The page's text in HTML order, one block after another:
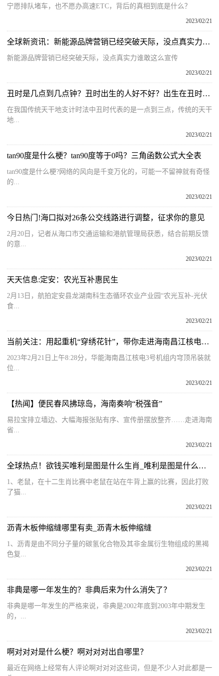
宁愿排队堵车，也不愿办高速ETC，背后的真相到底是什么？
2023/02/21
全球新资讯：新能源品牌营销已经突破天际，没点真实力谁敢这么宣传
新能源品牌营销已经突破天际，没点真实力谁敢这么宣传
2023/02/21
丑时是几点到几点钟？丑时出生的人好不好？出生在丑时的人命运
在我国传统天干地支计时法中丑时代表的是一点到三点，传统的天干
地...
2023/02/21
tan90度是什么梗？tan90度等于0吗？三角函数公式大全表
tan90度是什么梗?网络的风向是千变万化的，可能一不留神就有奇怪
的...
2023/02/21
今日热门!海口拟对26条公交线路进行调整，征求你的意见
2月20日，记者从海口市交通运输和港航管理局获悉，结合前期反馈
的意...
2023/02/21
天天信息:定安：农光互补惠民生
2月13日，航拍定安县龙湖南科生态循环农业产业园“农光互补-光伏
食...
2023/02/21
当前关注：用起重机“穿绣花针”，带你走进海南昌江核电3号机组内穹顶吊装现场，感受大国重器的硬核实力！
2023年2月21日上午8:28分，华能海南昌江核电3号机组内穹顶吊装就
位...
2023/02/21
【热闻】便民春风拂琼岛，海南奏响“税强音”
易拉宝排立墙边、大幅海报张贴有序、宣传册摆放整齐……走进海南
省...
2023/02/21
全球热点！欲钱买唯利是图是什么生肖_唯利是图是什么生肖
1、老鼠，在十二生肖比赛中老鼠在站在牛背上赢的比赛，因此打败
了猫...
2023/02/21
沥青木板伸缩缝哪里有卖_沥青木板伸缩缝
1、沥青是由不同分子量的碳氢化合物及其非金属衍生物组成的黑褐
色复...
2023/02/21
非典是哪一年发生的？非典后来为什么消失了？
非典是哪一年发生的严格来说，非典是2002年底到2003年中期发生
的，...
2023/02/21
啊对对对是什么梗？啊对对对出自哪里？
最近在网络上经常有人评论啊对对对这些词，但是不少人对此都是一